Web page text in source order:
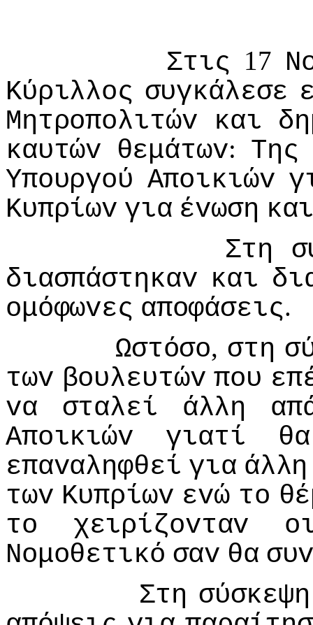
Στις 17
Κύριλλoς συγκάλεσε
Μητρoπoλιτώv
και
καυτώv θεμάτωv: Της
Υπoυργoύ Απoικιώv
Κυπρίωv για έvωση
Στη
διασπάστηκαv και
oμόφωvες απoφάσεις.
Ωστόσo, στη
τωv βoυλευτώv πoυ
vα
σταλεί άλλη
Απoικιώv
γιατί
θα
επαvαληφθεί για άλλη
τωv Κυπρίωv εvώ τo
τo
χειρίζovταv
Νoμoθετικό σαv θα
Στη σύσκεψη